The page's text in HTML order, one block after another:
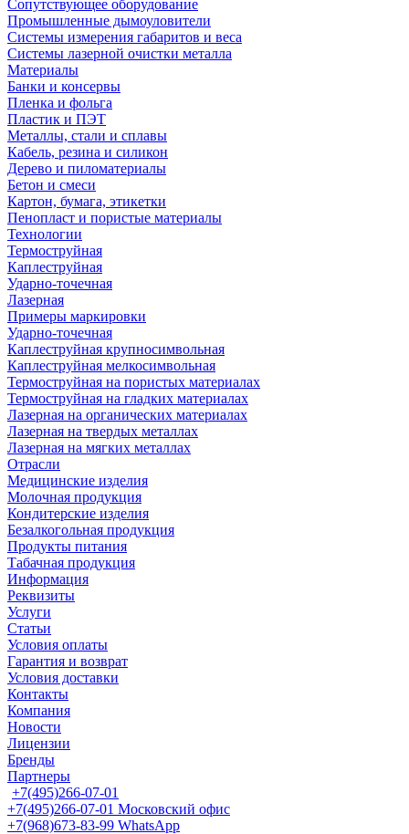
Сопутствующее оборудование
Промышленные дымоуловители
Системы измерения габаритов и веса
Системы лазерной очистки металла
Материалы
Банки и консервы
Пленка и фольга
Пластик и ПЭТ
Металлы, стали и сплавы
Кабель, резина и силикон
Дерево и пиломатериалы
Бетон и смеси
Картон, бумага, этикетки
Пенопласт и пористые материалы
Технологии
Термоструйная
Каплеструйная
Ударно-точечная
Лазерная
Примеры маркировки
Ударно-точечная
Каплеструйная крупносимвольная
Каплеструйная мелкосимвольная
Термоструйная на пористых материалах
Термоструйная на гладких материалах
Лазерная на органических материалах
Лазерная на твердых металлах
Лазерная на мягких металлах
Отрасли
Медицинские изделия
Молочная продукция
Кондитерские изделия
Безалкогольная продукция
Продукты питания
Табачная продукция
Информация
Реквизиты
Услуги
Статьи
Условия оплаты
Гарантия и возврат
Условия доставки
Контакты
Компания
Новости
Лицензии
Бренды
Партнеры
+7(495)266-07-01
+7(495)266-07-01 Московский офис
+7(968)673-83-99 WhatsApp